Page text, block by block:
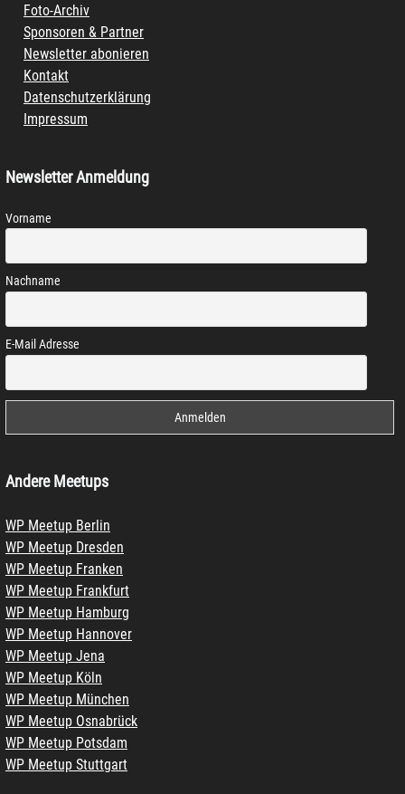
Foto-Archiv
Sponsoren & Partner
Newsletter abonieren
Kontakt
Datenschutzerklärung
Impressum
Newsletter Anmeldung
Vorname
Nachname
E-Mail Adresse
Andere Meetups
WP Meetup Berlin
WP Meetup Dresden
WP Meetup Franken
WP Meetup Frankfurt
WP Meetup Hamburg
WP Meetup Hannover
WP Meetup Jena
WP Meetup Köln
WP Meetup München
WP Meetup Osnabrück
WP Meetup Potsdam
WP Meetup Stuttgart